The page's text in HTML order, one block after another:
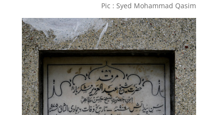
Pic : Syed Mohammad Qasim